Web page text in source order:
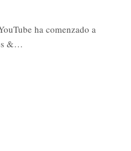
ha comenzado a
&…